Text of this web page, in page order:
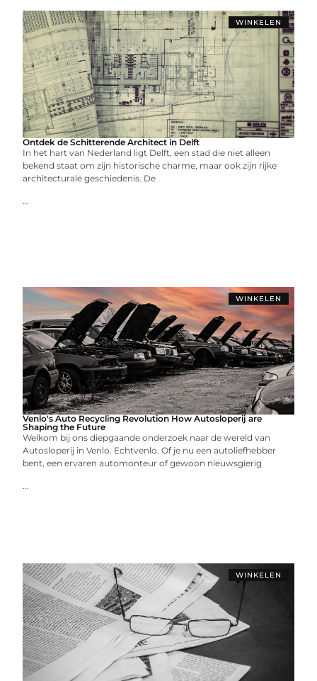
WINKELEN
Ontdek de Schitterende Architect in Delft
In het hart van Nederland ligt Delft, een stad die niet alleen
bekend staat om zijn historische charme, maar ook zijn rijke
architecturale geschiedenis. De
...
WINKELEN
Venlo's Auto Recycling Revolution How Autosloperij are
Shaping the Future
Welkom bij ons diepgaande onderzoek naar de wereld van
Autosloperij in Venlo. Echtvenlo. Of je nu een autoliefhebber
bent, een ervaren automonteur of gewoon nieuwsgierig
...
WINKELEN